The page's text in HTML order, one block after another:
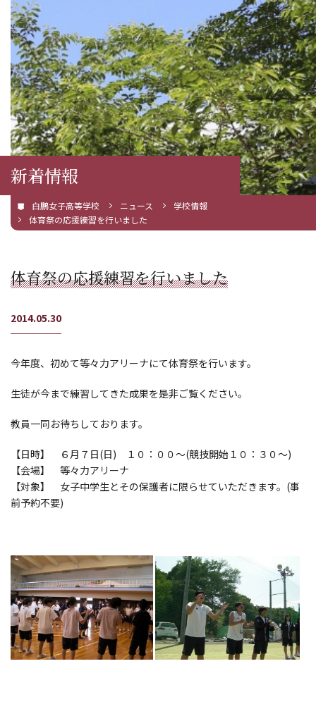
新着情報
白鵬女子高等学校 ニュース
学校情報
体育祭の応援練習を行いました
体育祭の応援練習を行いました
2014.05.30
今年度、初めて等々力アリーナにて体育祭を行います。
生徒が今まで練習してきた成果を是非ご覧ください。
教員一同お待ちしております。
【日時】 ６月７日(日) １０：００～(競技開始１０：３０～)
【会場】 等々力アリーナ
【対象】 女子中学生とその保護者に限らせていただきます。(事
前予約不要)